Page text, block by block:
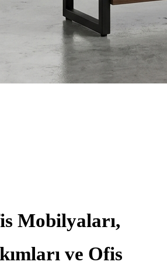
Mobilyaları,
ve Ofis